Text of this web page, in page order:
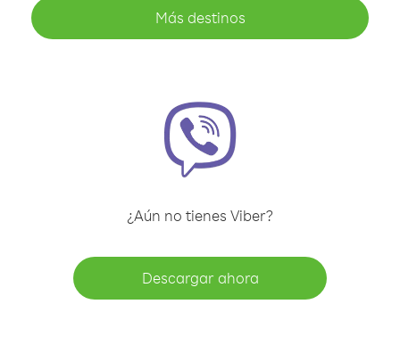
Más destinos
¿Aún no tienes Viber?
Descargar ahora